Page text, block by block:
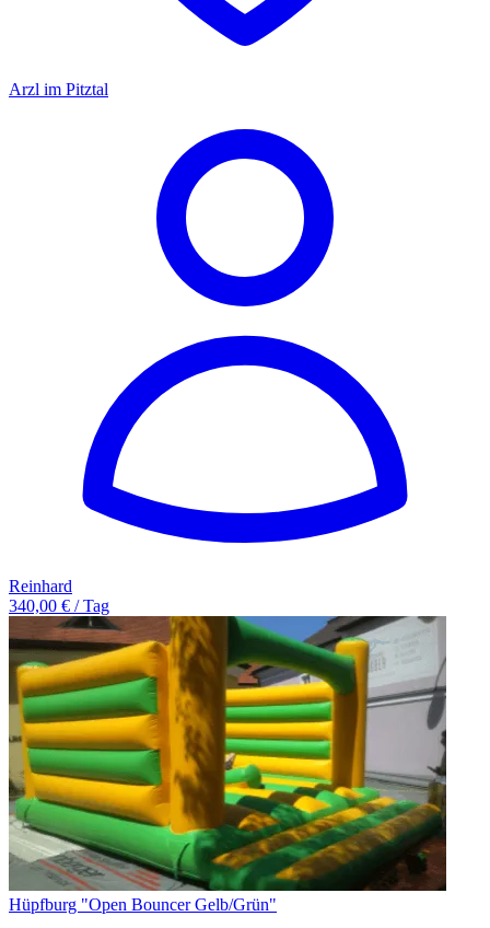
Arzl im Pitztal
Reinhard
340,00 € / Tag
Hüpfburg "Open Bouncer Gelb/Grün"